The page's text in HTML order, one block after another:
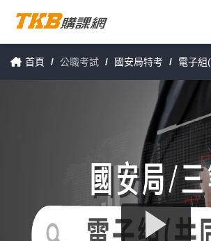
首頁 / 公職考試 / 國安局特考 / 電子組